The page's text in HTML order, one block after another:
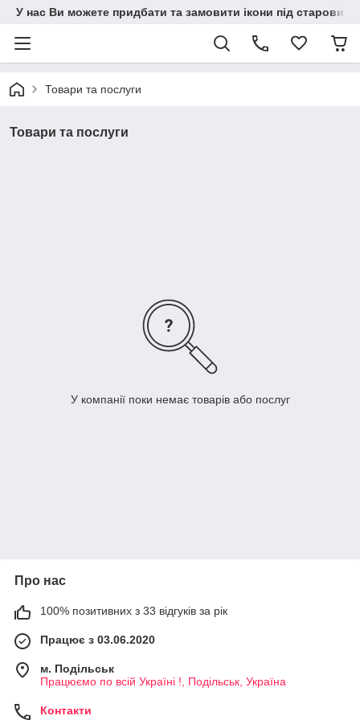
У нас Ви можете придбати та замовити ікони під
Товари та послуги
Товари та послуги
У компанії поки немає товарів або послуг
Про нас
100% позитивних з 33 відгуків за рік
Працює з 03.06.2020
м. Подільськ
Працюємо по всій Україні !, Подільськ, Україна
Контакти